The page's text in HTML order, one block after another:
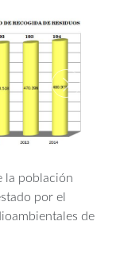
la población
por el
de